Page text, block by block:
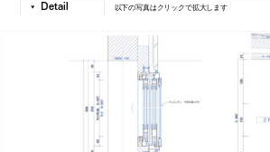
以下の写真はクリックで拡大します